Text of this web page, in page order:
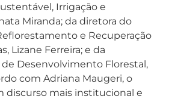
Irrigação e
Miranda; da diretora do
e Recuperação
Lizane Ferreira; e da
Desenvolvimento Florestal,
com Adriana Maugeri, o
discurso mais institucional e